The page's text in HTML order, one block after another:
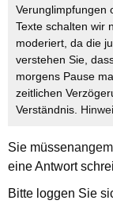
Verunglimpfungen
Texte schalten wir
moderiert, da die
verstehen Sie,
morgens Pause
zeitlichen
Verständnis.
Sie müssen
eine Antwort
Bitte loggen Sie